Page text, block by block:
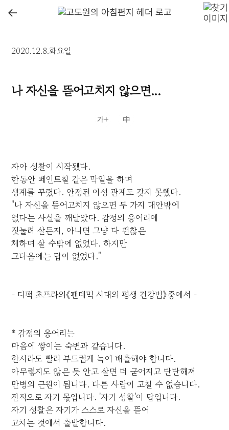
←
2020.12.8.화요일
나 자신을 뜯어고치지 않으면...
자아 성찰이 시작됐다.
한동안 페인트칠 같은 막일을 하며
생계를 꾸렸다. 안정된 이성 관계도 갖지 못했다.
"나 자신을 뜯어고치지 않으면 두 가지 대안밖에
없다는 사실을 깨달았다. 감정의 응어리에
짓눌려 살든지, 아니면 그냥 다 괜찮은
체하며 살 수밖에 없었다. 하지만
그다음에는 답이 없었다."
- 디팩 초프라의《팬데믹 시대의 평생 건강법》중에서 -
* 감정의 응어리는
마음에 쌓이는 숙변과 같습니다.
한시라도 빨리 부드럽게 녹여 배출해야 합니다.
아무렇지도 않은 듯 안고 살면 더 굳어지고 단단해져
만병의 근원이 됩니다. 다른 사람이 고칠 수 없습니다.
전적으로 자기 몫입니다. '자기 성찰'이 답입니다.
자기 성찰은 자기가 스스로 자신을 뜯어
고치는 것에서 출발합니다.